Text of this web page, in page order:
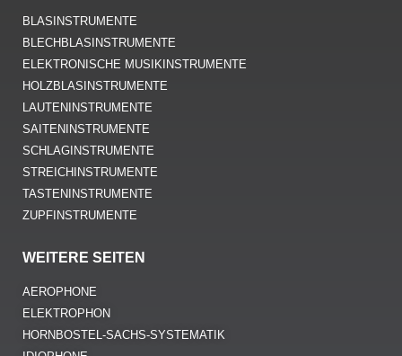
LAUTENINSTRUMENTE
SAITENINSTRUMENTE
SCHLAGINSTRUMENTE
STREICHINSTRUMENTE
TASTENINSTRUMENTE
ZUPFINSTRUMENTE
WEITERE SEITEN
AEROPHONE
ELEKTROPHON
IDIOPHONE
INSTRUMENT DES JAHRES
LISTE ALLER MUSIKINSTRUMENTE
MEMBRANOPHONE
MUSIKINSTRUMENTENHERSTELLER